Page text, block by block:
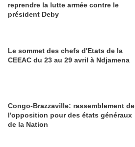
reprendre la lutte armée contre le
président Deby
Le sommet des chefs d'Etats de la
CEEAC du 23 au 29 avril à Ndjamena
Congo-Brazzaville: rassemblement de
l'opposition pour des états généraux
de la Nation